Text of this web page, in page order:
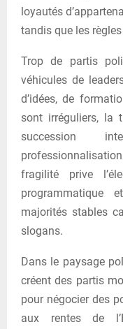
loyautés
tandis que les
Trop de partis
véhicules de
d’idées, de
sont irréguliers, la
succession
fragilité prive
programmatique
majorités stables
slogans.
Dans le paysage
créent des partis
pour négocier des
aux rentes de